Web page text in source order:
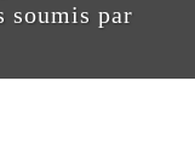
soumis par